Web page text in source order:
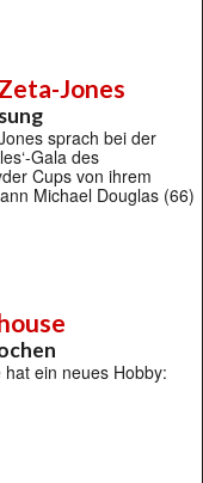
Jones
sprach bei der
Gala des
Cups von ihrem
Michael Douglas (66)
ein neues Hobby: